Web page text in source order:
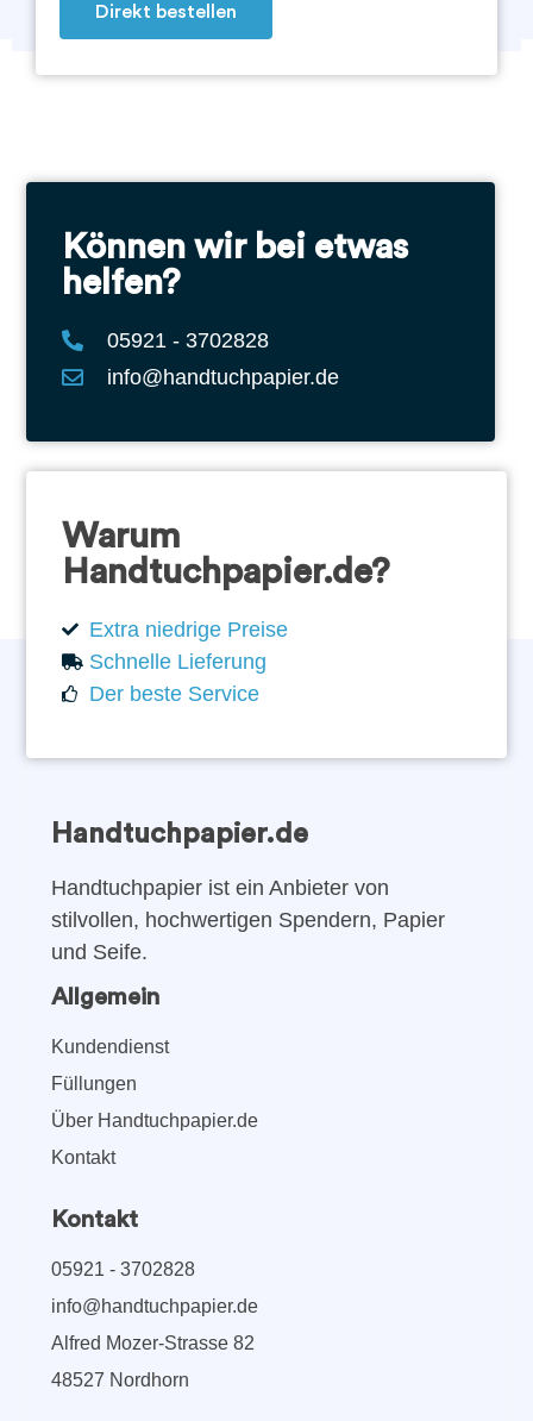
Direkt bestellen
Können wir bei etwas
helfen?
05921 - 3702828
info@handtuchpapier.de
Warum
Handtuchpapier.de?
Extra niedrige Preise
Schnelle Lieferung
Der beste Service
Handtuchpapier.de
Handtuchpapier ist ein Anbieter von
stilvollen, hochwertigen Spendern, Papier
und Seife.
Allgemein
Kundendienst
Füllungen
Über Handtuchpapier.de
Kontakt
Kontakt
05921 - 3702828
info@handtuchpapier.de
Alfred Mozer-Strasse 82
48527 Nordhorn